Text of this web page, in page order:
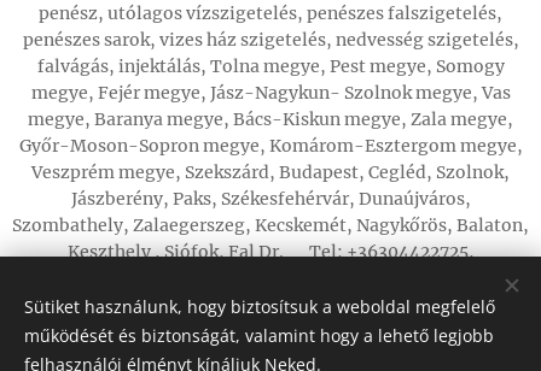
penész, utólagos vízszigetelés, penészes falszigetelés,
penészes sarok, vizes ház szigetelés, nedvesség szigetelés,
falvágás, injektálás, Tolna megye, Pest megye, Somogy
megye, Fejér megye, Jász-Nagykun- Szolnok megye, Vas
megye, Baranya megye, Bács-Kiskun megye, Zala megye,
Győr-Moson-Sopron megye, Komárom-Esztergom megye,
Veszprém megye, Szekszárd, Budapest, Cegléd, Szolnok,
Jászberény, Paks, Székesfehérvár, Dunaújváros,
Szombathely, Zalaegerszeg, Kecskemét, Nagykőrös, Balaton,
Keszthely , Siófok, Fal Dr. Tel: +36304422725,
Minden jog fenntartva 2017
Faldoktor:Vizes falak szigetelése, mérsékelt áron.
Sütiket használunk, hogy biztosítsuk a weboldal megfelelő
működését és biztonságát, valamint hogy a lehető legjobb
felhasználói élményt kínáljuk Neked.